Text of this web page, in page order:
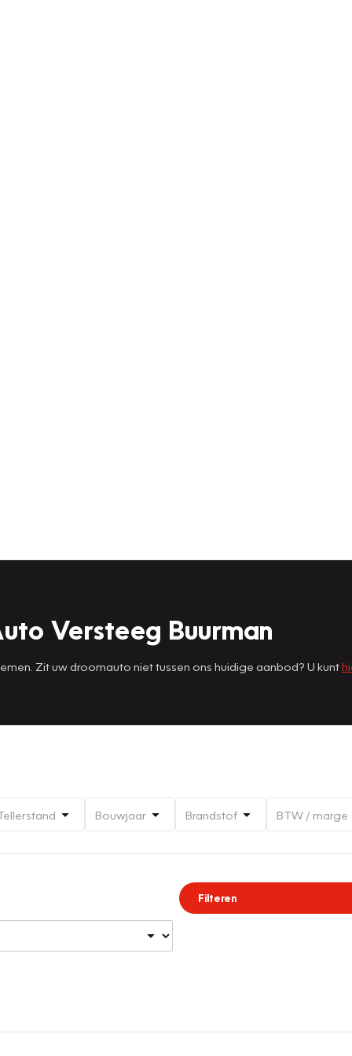
Versteeg Buurman
Zit uw droomauto niet tussen ons huidige aanbod? U kunt
Bouwjaar Brandstof BTW / marge
Filteren